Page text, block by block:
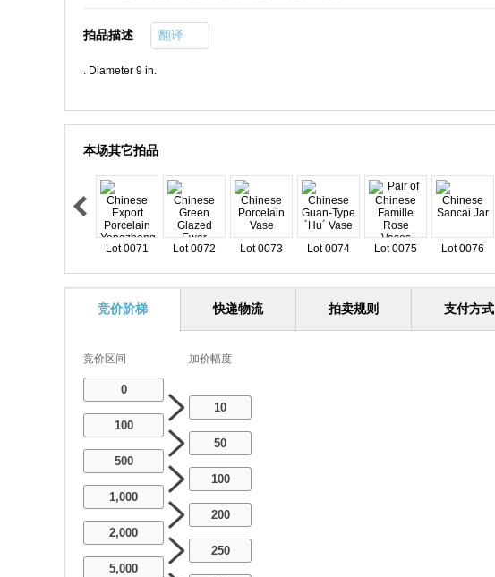
拍品描述 翻译
. Diameter 9 in.
本场其它拍品
Lot 0071 Lot 0072 Lot 0073 Lot 0074 Lot 0075 Lot 0076
竞价阶梯 快递物流 拍卖规则 支付方式
竞价区间 加价幅度
0
10
100
50
500
100
1,000
200
2,000
250
5,000